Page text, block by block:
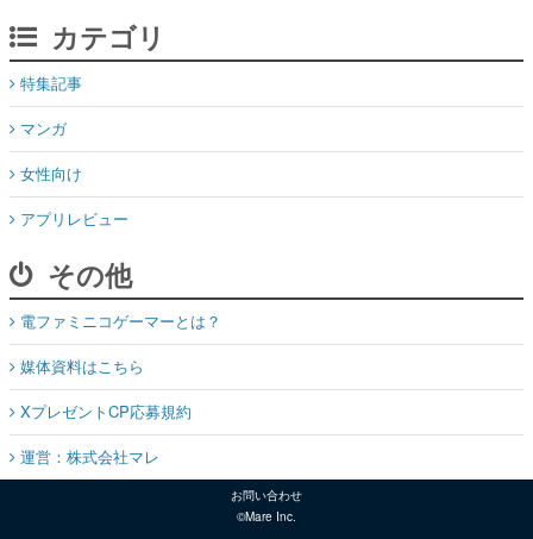
カテゴリ
特集記事
マンガ
女性向け
アプリレビュー
その他
電ファミニコゲーマーとは？
媒体資料はこちら
XプレゼントCP応募規約
運営：株式会社マレ
お問い合わせ
©Mare Inc.